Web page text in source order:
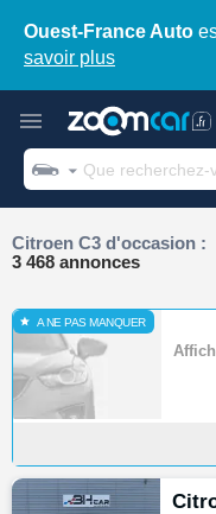
Ouest-France Auto
savoir plus
Citroen C3 d'occasion :
3 468 annonces
A NE PAS MANQUER